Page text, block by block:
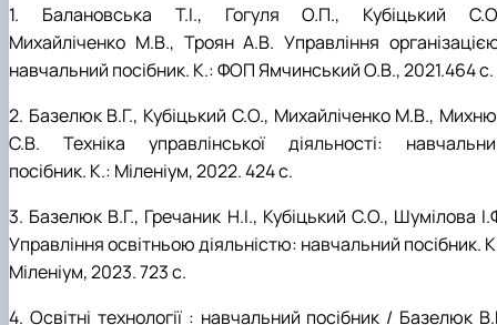
1. Балановська Т.І., Гогуля О.П., Кубіцький
Михайліченко М.В., Троян А.В. Управління
навчальний посібник. К.: ФОП Ямчинський О.В., 2021.464 с.
2. Базелюк В.Г., Кубіцький С.О., Михайліченко М.В.,
С.В. Техніка управлінської діяльності:
посібник. К.: Міленіум, 2022. 424 с.
3. Базелюк В.Г., Гречаник Н.І., Кубіцький С.О., Шумілова
Управління освітньою діяльністю: навчальний посібник.
Міленіум, 2023. 723 с.
4. Освітні технології : навчальний посібник / Базелюк